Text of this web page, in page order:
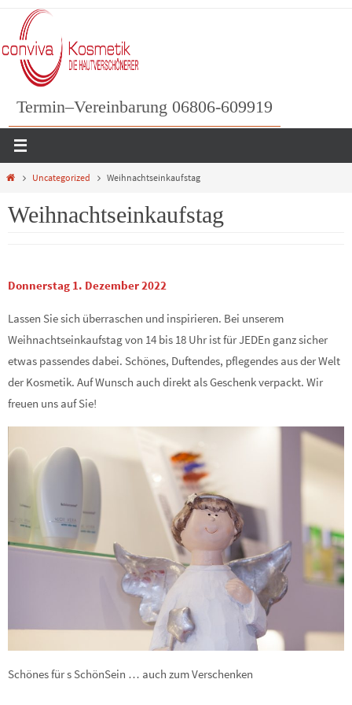
Inhalt
springen
Termin–Vereinbarung 06806-609919
HomeUncategorized Weihnachtseinkaufstag
Weihnachtseinkaufstag
Donnerstag 1. Dezember 2022
Lassen Sie sich überraschen und inspirieren. Bei unserem
Weihnachtseinkaufstag von 14 bis 18 Uhr ist für JEDEn ganz sicher
etwas passendes dabei. Schönes, Duftendes, pflegendes aus der Welt
der Kosmetik. Auf Wunsch auch direkt als Geschenk verpackt. Wir
freuen uns auf Sie!
Schönes für s SchönSein … auch zum Verschenken